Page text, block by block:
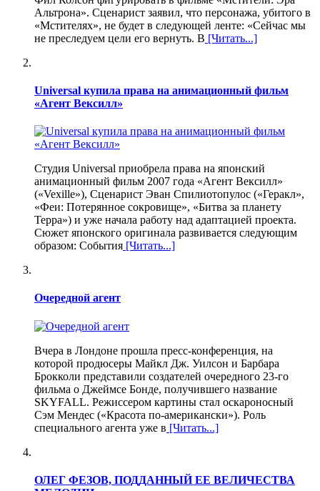
Альтрона». Сценарист заявил, что персонажа, убитого в
«Мстителях», не будет в следующей ленте: «Сейчас мы
не преследуем цели его вернуть. В [Читать...]
Universal купила права на анимационный фильм
«Агент Вексилл»
Студия Universal приобрела права на японский
анимационный фильм 2007 года «Агент Вексилл»
(«Vexille»), Сценарист Эван Спилиотопулос («Геракл»,
«Феи: Потерянное сокровище», «Битва за планету
Терра») и уже начала работу над адаптацией проекта.
Сюжет японского оригинала развивается следующим
образом: События [Читать...]
Очередной агент
Вчера в Лондоне прошла пресс-конференция, на
которой продюсеры Майкл Дж. Уилсон и Барбара
Брокколи представили создателей очередного 23-го
фильма о Джеймсе Бонде, получившего название
SKYFALL. Режиссером картины стал оскароносный
Сэм Мендес («Красота по-американски»). Роль
специального агента уже в [Читать...]
ОЛЕГ ФЕЗОВ, ПОДДАННЫЙ ЕЕ ВЕЛИЧЕСТВА